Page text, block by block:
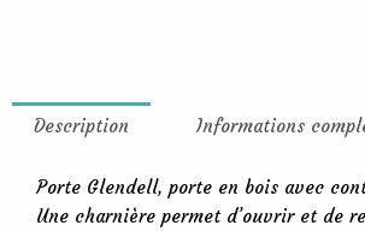
Description Informations
Porte Glendell, porte en bois avec
Une charnière permet d’ouvrir et de